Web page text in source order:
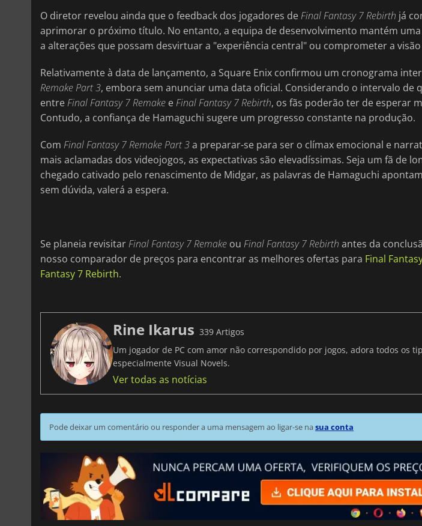
O diretor revelou ainda que o feedback dos jogadores deFinal Fantasy 7 Rebirth já
aprimorar o próximo título. No entanto, a equipa de desenvolvimento mantém
a alterações que possam desvirtuar a "experiência central" ou comprometer a
Relativamente à data de lançamento, a Square Enix confirmou um cronograma
Remake Part 3, embora sem anunciar uma data oficial. Considerando o intervalo de
entreFinal Fantasy 7 Remake eFinal Fantasy 7 Rebirth, os fãs poderão ter de esperar
Contudo, a confiança de Hamaguchi sugere um progresso constante na produção.
Com Final Fantasy 7 Remake Part 3a preparar-se para ser o clímax emocional e
mais aclamadas dos videojogos, as expectativas são elevadíssimas. Seja um fã de
chegado cativado pelo renascimento de Midgar, as palavras de Hamaguchi
sem dúvida, valerá a espera.
Se planeia revisitarFinal Fantasy 7 Remake ou Final Fantasy 7 Rebirth antes da
nosso comparador de preços para encontrar as melhores ofertas para Final
Fantasy 7 Rebirth.
Rine Ikarus 339 Artigos
Um jogador de PC com amor não correspondido por jogos, adora todos os
especialmente Visual Novels.
Ver todas as notícias
Pode deixar um comentário ou responder a uma mensagem ao ligar-se nasua conta